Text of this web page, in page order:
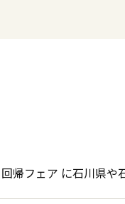
帰フェア に石川県や